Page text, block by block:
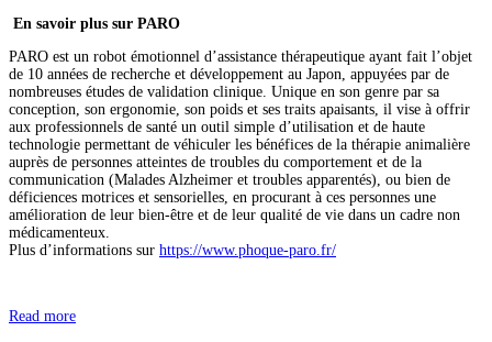
En savoir plus sur PARO
PARO est un robot émotionnel d’assistance thérapeutique ayant fait l’objet
de 10 années de recherche et développement au Japon, appuyées par de
nombreuses études de validation clinique. Unique en son genre par sa
conception, son ergonomie, son poids et ses traits apaisants, il vise à offrir
aux professionnels de santé un outil simple d’utilisation et de haute
technologie permettant de véhiculer les bénéfices de la thérapie animalière
auprès de personnes atteintes de troubles du comportement et de la
communication (Malades Alzheimer et troubles apparentés), ou bien de
déficiences motrices et sensorielles, en procurant à ces personnes une
amélioration de leur bien-être et de leur qualité de vie dans un cadre non
médicamenteux.
Plus d’informations sur https://www.phoque-paro.fr/
Read more